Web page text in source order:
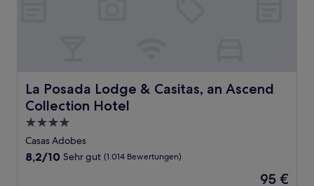
La Posada Lodge & Casitas, an Ascend
Collection Hotel
La Posada Lodge & Casitas, an Ascend Collection Hotel
4.0-
Sterne-
Unterkunft
Casas Adobes
8.2
8,2/10 Sehr gut (1.014 Bewertungen)
Der
95 €